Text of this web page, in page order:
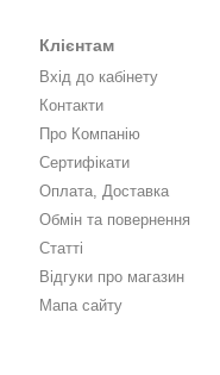
Клієнтам
Вхід до кабінету
Контакти
Про Компанію
Сертифікати
Оплата, Доставка
Обмін та повернення
Статті
Відгуки про магазин
Мапа сайту